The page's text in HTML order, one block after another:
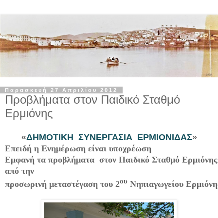
Παρασκευή 27 Απριλίου 2012
Προβλήματα στον Παιδικό Σταθμό
Ερμιόνης
«ΔΗΜΟΤΙΚΗ ΣΥΝΕΡΓΑΣΙΑ ΕΡΜΙΟΝΙΔΑΣ»
Επειδή η Ενημέρωση είναι υποχρέωση
Εμφανή τα προβλήματα στον Παιδικό Σταθμό Ερμιόνης
από την
προσωρινή μεταστέγαση του 2ου Νηπιαγωγείου